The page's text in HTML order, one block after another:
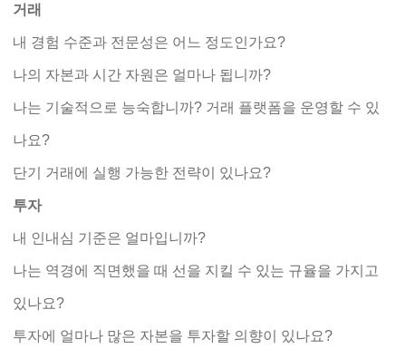
거래
내 경험 수준과 전문성은 어느 정도인가요?
나의 자본과 시간 자원은 얼마나 됩니까?
나는 기술적으로 능숙합니까? 거래 플랫폼을 운영할 수 있
나요?
단기 거래에 실행 가능한 전략이 있나요?
투자
내 인내심 기준은 얼마입니까?
나는 역경에 직면했을 때 선을 지킬 수 있는 규율을 가지고
있나요?
투자에 얼마나 많은 자본을 투자할 의향이 있나요?